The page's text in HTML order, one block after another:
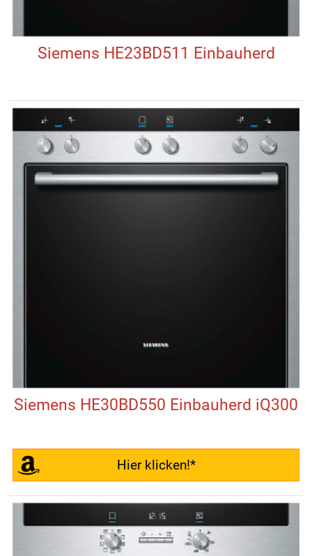
Siemens HE23BD511 Einbauherd
Siemens HE30BD550 Einbauherd iQ300
Hier klicken!*